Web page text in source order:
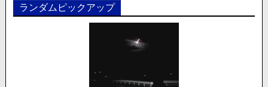
ランダムピックアップ